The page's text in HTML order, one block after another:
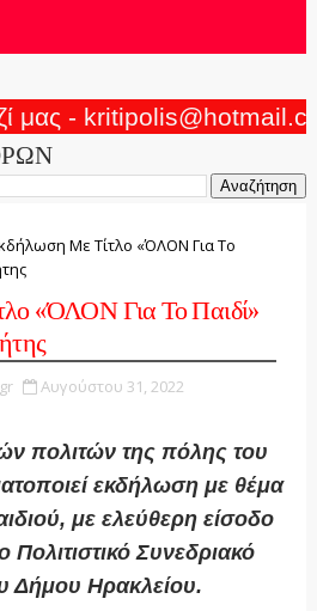
μας -
Με Τίτλο «ΌΛΟΝ Για Το
«ΌΛΟΝ Για Το Παιδί»
Αυγούστου 31, 2022
πολιτών της πόλης του
εκδήλωση με θέμα
με ελεύθερη είσοδο
Πολιτιστικό Συνεδριακό
Δήμου Ηρακλείου.